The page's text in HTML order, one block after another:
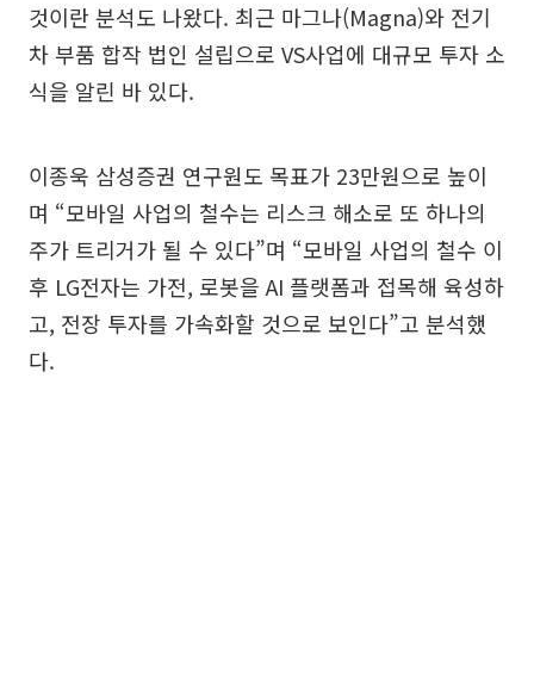
것이란 분석도 나왔다. 최근 마그나(Magna)와 전기
차 부품 합작 법인 설립으로 VS사업에 대규모 투자 소
식을 알린 바 있다.
이종욱 삼성증권 연구원도 목표가 23만원으로 높이
며 “모바일 사업의 철수는 리스크 해소로 또 하나의
주가 트리거가 될 수 있다”며 “모바일 사업의 철수 이
후 LG전자는 가전, 로봇을 AI 플랫폼과 접목해 육성하
고, 전장 투자를 가속화할 것으로 보인다”고 분석했
다.